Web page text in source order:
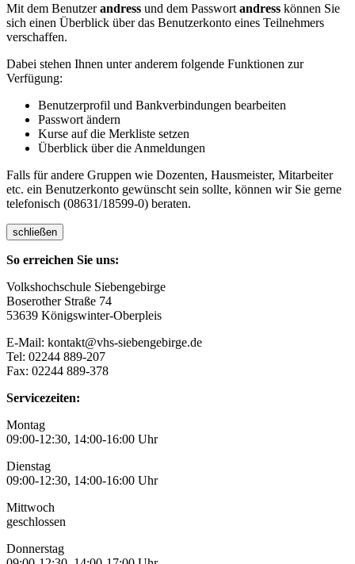
Mit dem Benutzerandress und dem Passwort andress können Sie
sich einen Überblick über das Benutzerkonto eines Teilnehmers
verschaffen.
Dabei stehen Ihnen unter anderem folgende Funktionen zur
Verfügung:
Benutzerprofil und Bankverbindungen bearbeiten
Passwort ändern
Kurse auf die Merkliste setzen
Überblick über die Anmeldungen
Falls für andere Gruppen wie Dozenten, Hausmeister, Mitarbeiter
etc. ein Benutzerkonto gewünscht sein sollte, können wir Sie gerne
telefonisch (08631/18599-0) beraten.
schließen
So erreichen Sie uns:
Volkshochschule Siebengebirge
Boserother Straße 74
53639 Königswinter-Oberpleis
E-Mail: kontakt@vhs-siebengebirge.de
Tel: 02244 889-207
Fax: 02244 889-378
Servicezeiten:
Montag
09:00-12:30, 14:00-16:00 Uhr
Dienstag
09:00-12:30, 14:00-16:00 Uhr
Mittwoch
geschlossen
Donnerstag